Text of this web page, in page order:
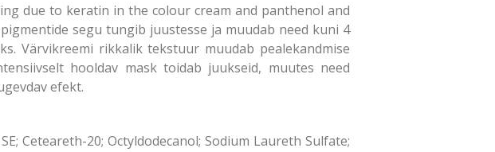
due to keratin in the colour cream and panthenol and
segu tungib juustesse ja muudab need kuni 4
Värvikreemi rikkalik tekstuur muudab pealekandmise
hooldav mask toidab juukseid, muutes need
efekt.
Ceteareth-20; Octyldodecanol; Sodium Laureth Sulfate;